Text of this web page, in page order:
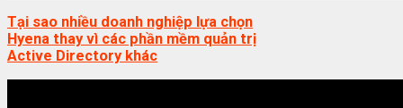
Tại sao nhiều doanh nghiệp lựa chọn
Hyena thay vì các phần mềm quản trị
Active Directory khác